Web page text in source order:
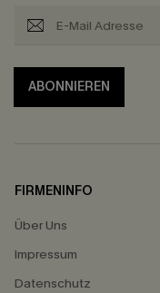
ABONNIEREN
FIRMENINFO
Über Uns
Impressum
Datenschutz